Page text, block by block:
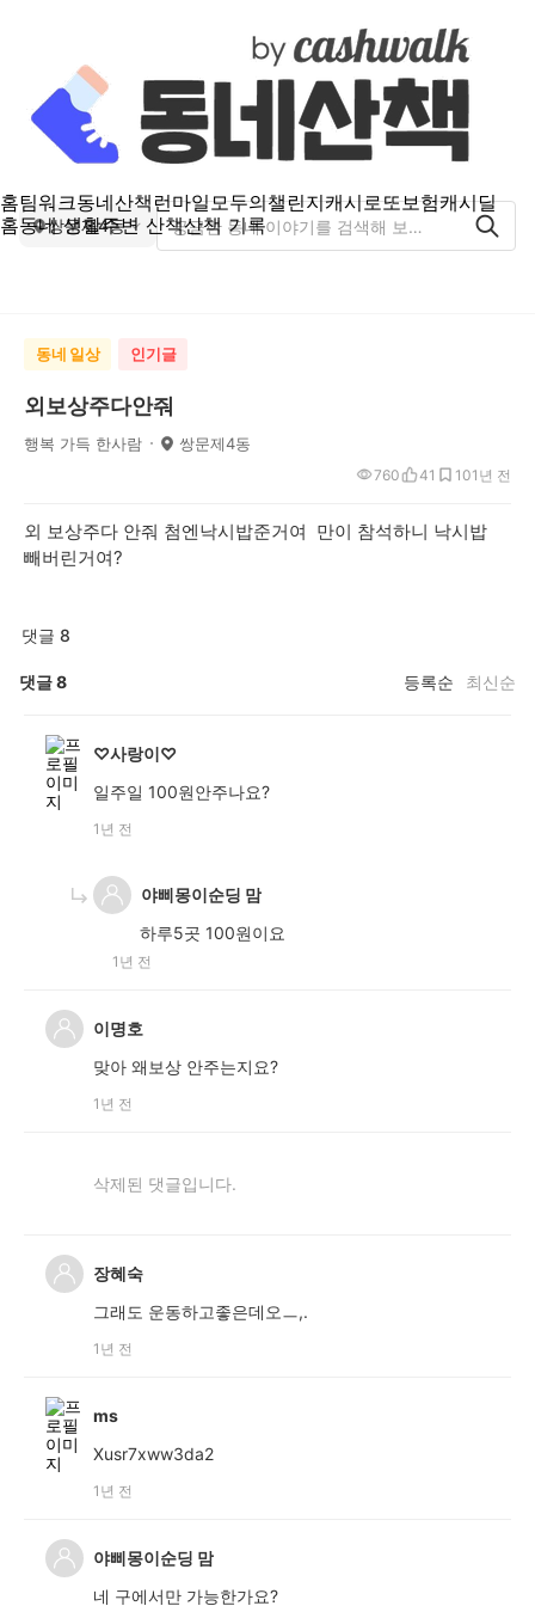
홈팀워크동네산책 런마일모두의챌린지캐시로또보험캐시딜
홈동네 생활주변 산책산책 기록
쌍문제4동
동네 일상 인기글
외보상주다안줘
행복 가득 한사람 쌍문제4동
1년 전
760 41 10
외 보상주다 안줘 첨엔낙시밥준거여 만이 참석하니 낙시밥
빼버린거여?
댓글 8
댓글8 등록순 최신순
♡사랑이♡
일주일 100원안주나요?
1년 전
야삐몽이순딩 맘
하루5곳 100원이요
1년 전
이명호
맞아 왜보상 안주는지요?
1년 전
삭제된 댓글입니다.
장혜숙
그래도 운동하고좋은데오ㅡ,.
1년 전
ms
Xusr7xww3da2
1년 전
야삐몽이순딩 맘
네 구에서만 가능한가요?